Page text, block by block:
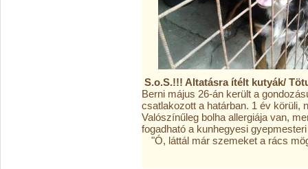
S.o.S.!!! Altatásra ítélt kutyák/
Berni május 26-án került a
csatlakozott a határban. 1 év körüli,
Valószínűleg bolha allergiája van,
fogadható a kunhegyesi
‎"Ó, láttál már szemeket a rács